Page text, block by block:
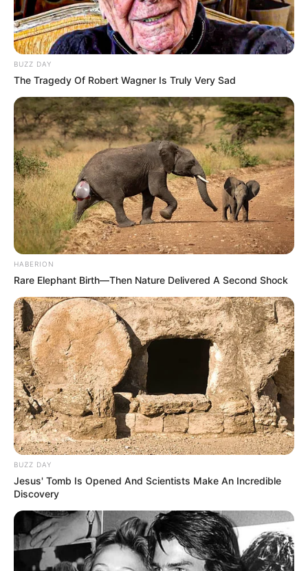
BUZZ DAY
The Tragedy Of Robert Wagner Is Truly Very Sad
HABERION
Rare Elephant Birth—Then Nature Delivered A Second Shock
BUZZ DAY
Jesus' Tomb Is Opened And Scientists Make An Incredible
Discovery